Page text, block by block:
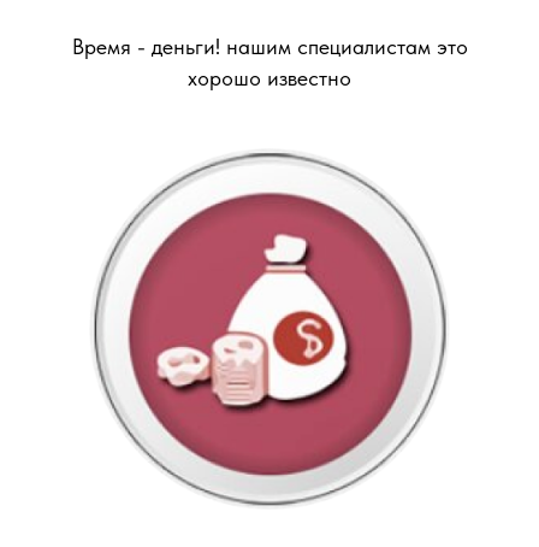
Время - деньги! нашим специалистам это
хорошо известно